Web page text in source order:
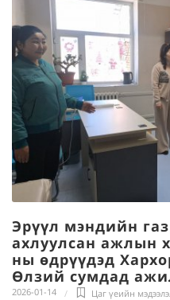
Эрүүл мэндийн
ахлуулсан ажлын
ны өдрүүдэд
Өлзий сумдад
2026-01-14 Цаг үеийн